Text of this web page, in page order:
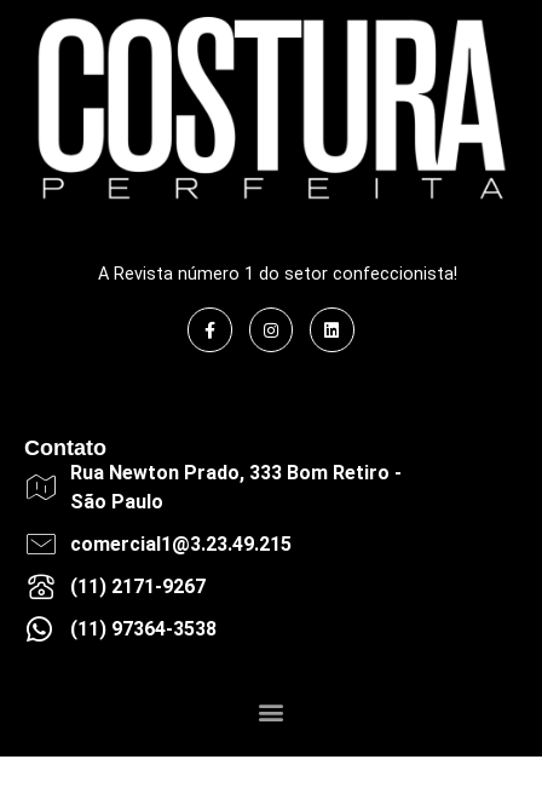
A Revista número 1 do setor confeccionista!
Contato
Rua Newton Prado, 333 Bom Retiro -
São Paulo
comercial1@3.23.49.215
(11) 2171-9267
(11) 97364-3538